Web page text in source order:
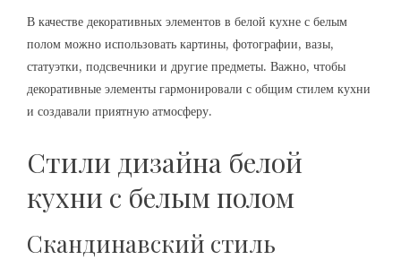
В качестве декоративных элементов в белой кухне с белым
полом можно использовать картины, фотографии, вазы,
статуэтки, подсвечники и другие предметы. Важно, чтобы
декоративные элементы гармонировали с общим стилем кухни
и создавали приятную атмосферу.
Стили дизайна белой
кухни с белым полом
Скандинавский стиль